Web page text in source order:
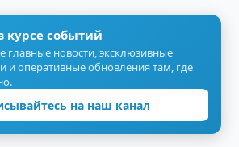
курсе событий
главные новости, эксклюзивные
и оперативные обновления там, где
на наш канал